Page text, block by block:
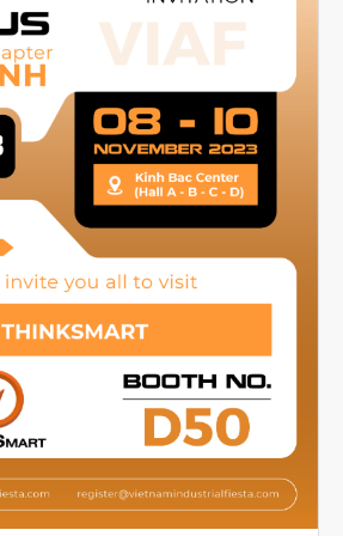
Tháng Tám 2023
Tháng Bảy 2023
Tháng Năm 2023
Tháng Tư 2023
Tháng Ba 2023
Tháng Hai 2023
Tháng Một 2023
Tháng Mười Hai 2022
Tháng Mười Một 2022
Tháng Mười 2022
Tháng Tám 2022